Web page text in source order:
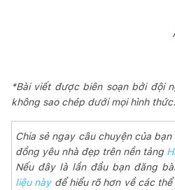
*Bài viết được biên soạn bởi đội
không sao chép dưới mọi hình thức.
Chia sẻ ngay câu chuyện của bạn
đồng yêu nhà đẹp trên nền tảng
Nếu đây là lần đầu bạn đăng
liệu nàyđể hiểu rõ hơn về các